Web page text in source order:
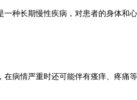
种长期慢性疾病，对患者的身体和
病情严重时还可能伴有瘙痒、疼痛